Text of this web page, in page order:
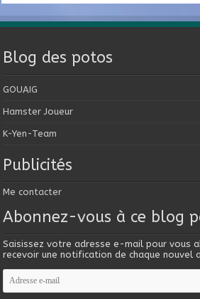
Blog des potos
GOUAIG
Hamster Joueur
K-Yen-Team
Publicités
Me contacter
Abonnez-vous à ce blog
Saisissez votre adresse e-mail pour vous
recevoir une notification de chaque nouvel
Adresse
e-
mail